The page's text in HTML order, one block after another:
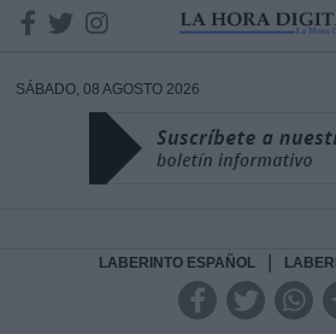
SÁBADO, 08 AGOSTO 2026
LABERINTO ESPAÑOL
DATOS
Responsable: